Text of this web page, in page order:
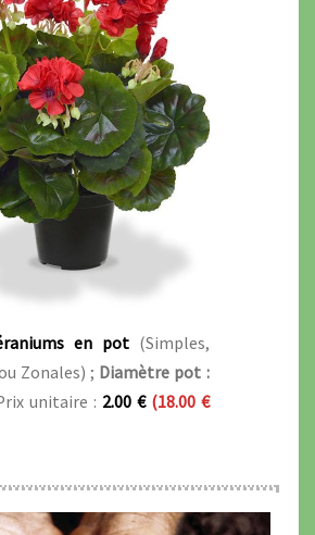
en pot(Simples,
Zonales) ; Diamètre pot :
unitaire : 2.00 €(18.00 €